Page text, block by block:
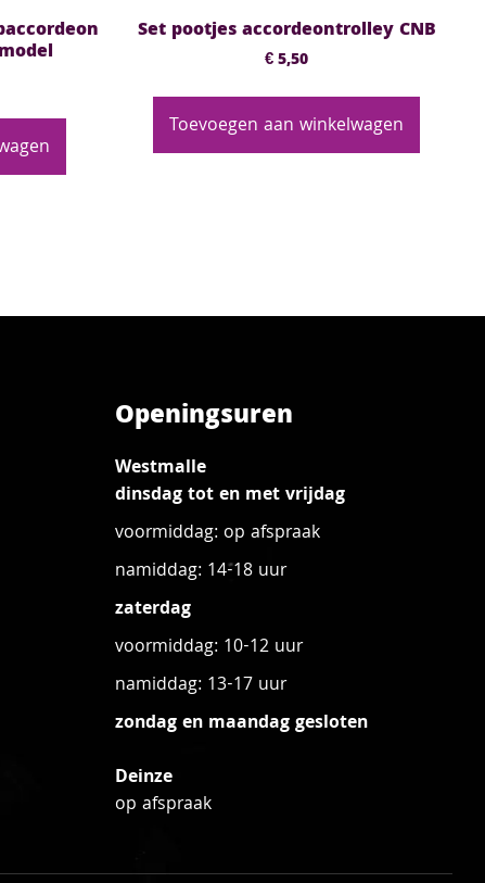
Set pootjes accordeontrolley CNB
€5,50
Toevoegen aan winkelwagen
Openingsuren
Westmalle
dinsdag tot en met vrijdag
voormiddag: op afspraak
namiddag: 14-18 uur
zaterdag
voormiddag: 10-12 uur
namiddag: 13-17 uur
zondag en maandag gesloten
Deinze
op afspraak